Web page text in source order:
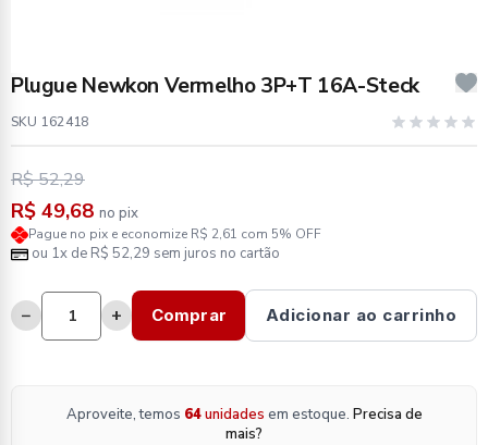
Plugue Newkon Vermelho 3P+T 16A-Steck
SKU 162418
R$ 52,29
R$ 49,68 no pix
Pague no pix e economize R$ 2,61 com 5% OFF
ou 1x de R$ 52,29 sem juros no cartão
− + Comprar Adicionar ao carrinho
Aproveite, temos 64unidades em estoque. Precisa de
mais?